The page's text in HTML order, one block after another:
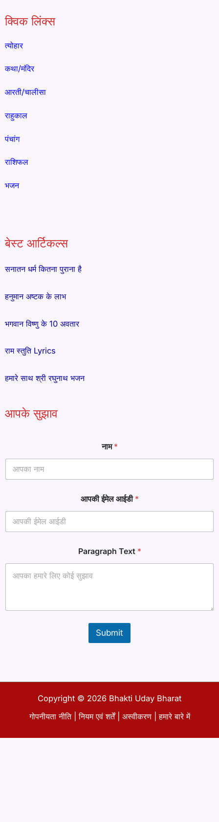
क्विक लिंक्स
त्योहार
कथा/मंदिर
आरती/चालीसा
राहुकाल
पंचांग
राशिफल
भजन
बेस्ट आर्टिकल्स
सनातन धर्म कितना पुराना है
हनुमान अष्टक के लाभ
भगवान विष्णु के 10 अवतार
राम स्तुति Lyrics
हमारे साथ श्री रघुनाथ भजन
आपके सुझाव
मे
ल
T
e
x
नाम*
आपकी ईमेल आईडी *
Paragraph Text *
Submit
Copyright © 2026 Bhakti Uday Bharat
गोपनीयता नीति|नियम एवं शर्तें| अस्वीकरण |हमारे बारे में